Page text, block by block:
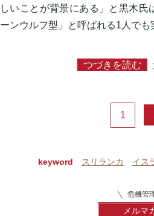
しいことが背景にある」と黒木氏
ーンウルフ型」と呼ばれる1人でも
つづきを読む
1
keyword スリランカ イス
危機管
メルマ